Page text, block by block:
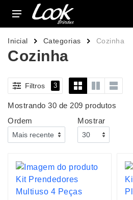
Inicial Categorias Cozinha
Cozinha
Filtros 3
Mostrando 30 de 209 produtos
Ordem
Mostrar